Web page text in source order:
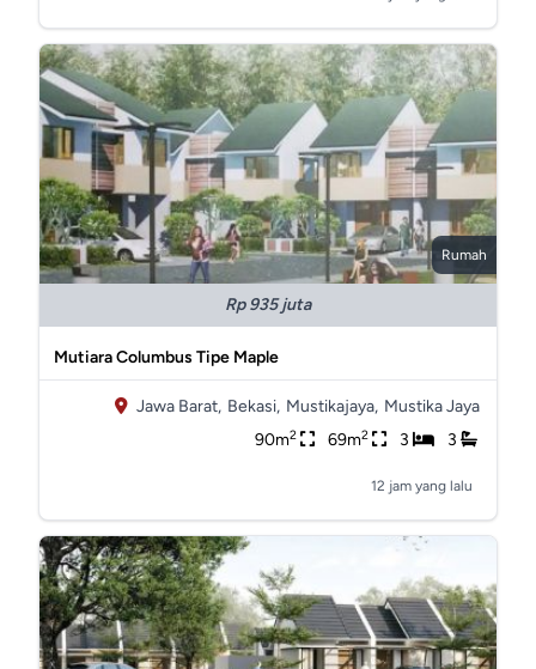
Rumah
Rp 935 juta
Mutiara Columbus Tipe Maple
Jawa Barat, Bekasi, Mustikajaya, Mustika Jaya
90m2 69m2 3 3
12 jam yang lalu